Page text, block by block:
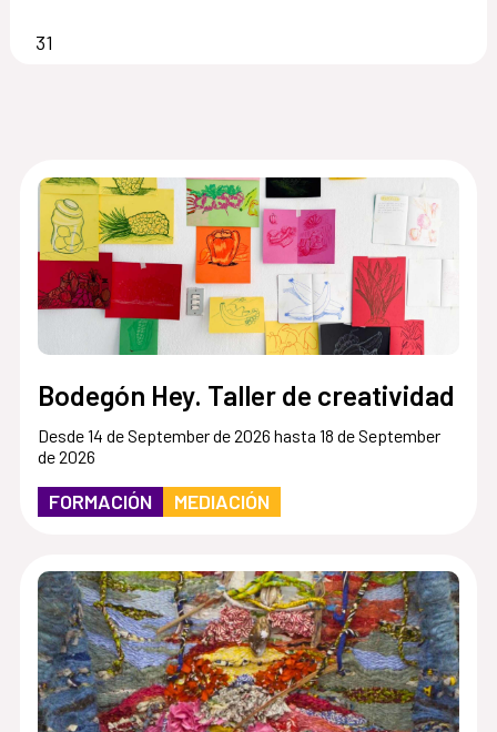
Bodegón Hey. Taller de creatividad
Desde 14 de September de 2026 hasta 18 de September
de 2026
FORMACIÓN MEDIACIÓN
31